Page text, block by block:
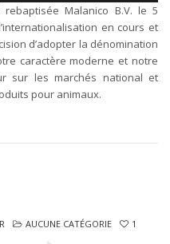
Malanico B.V. le 5
en cours et
d’adopter la dénomination
caractère moderne et notre
sur les marchés national et
pour animaux.
AUCUNE CATÉGORIE 1